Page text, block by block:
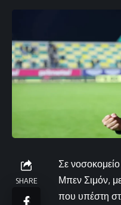
SHARE
Σε
Μπεν Σιμόν,
που υπέστη